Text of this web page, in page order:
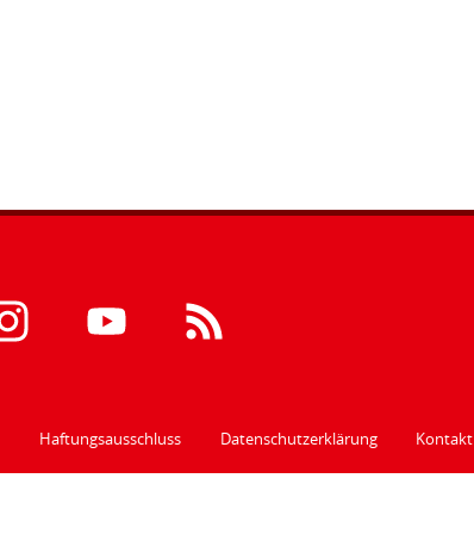
Haftungsausschluss Datenschutzerklärung Kontakt